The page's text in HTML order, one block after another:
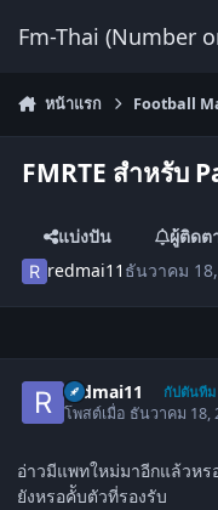
Fm-Thai (Number
หน้าแรก Football
FMRTE สำหรับ
แบ่งปัน
ผู้ติดต
redmai11 ธันวาคม
redmai11 กัปตันทีม
โพสต์เมื่อ ธันวาคม 18,
อ่าวมีแพทใหม่มาอีกแล้วหร
ยังหรอคัับตัวที่รองรับ